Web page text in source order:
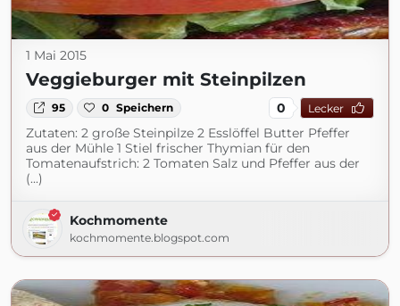
1 Mai 2015
Veggieburger mit Steinpilzen
95 0 Speichern 0 Lecker
Zutaten: 2 große Steinpilze 2 Esslöffel Butter Pfeffer
aus der Mühle 1 Stiel frischer Thymian für den
Tomatenaufstrich: 2 Tomaten Salz und Pfeffer aus der
(...)
Kochmomente
kochmomente.blogspot.com